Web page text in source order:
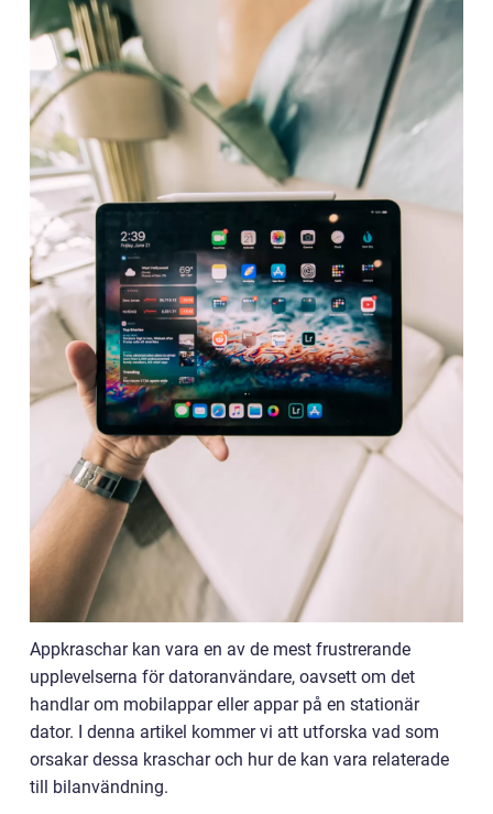
Appkraschar kan vara en av de mest frustrerande
upplevelserna för datoranvändare, oavsett om det
handlar om mobilappar eller appar på en stationär
dator. I denna artikel kommer vi att utforska vad som
orsakar dessa kraschar och hur de kan vara relaterade
till bilanvändning.